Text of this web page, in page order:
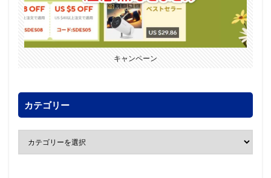
キャンペーン
カテゴリー